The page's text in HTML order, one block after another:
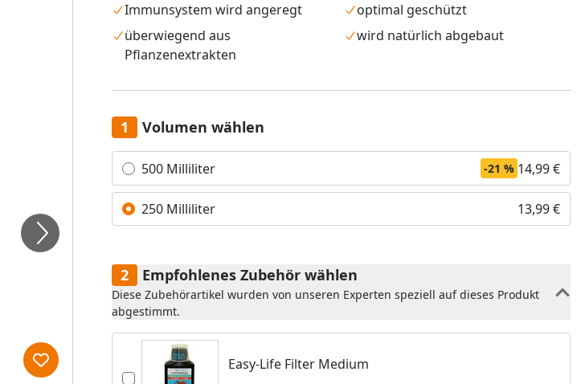
Produkt zur Wunschliste hinzufügen
Immunsystem wird angeregt
optimal geschützt
überwiegend aus
Pflanzenextrakten
wird natürlich abgebaut
Volumen wählen
Alle anzeigen (2)
500 Milliliter -21 % 14,99 €
250 Milliliter 13,99 €
Empfohlenes Zubehör wählen
Diese Zubehörartikel wurden von unseren Experten speziell auf dieses Produkt
abgestimmt.
Easy-Life Filter Medium